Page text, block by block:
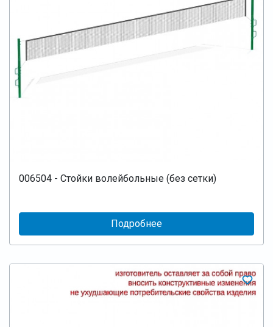
006504 - Стойки волейбольные (без сетки)
Подробнее